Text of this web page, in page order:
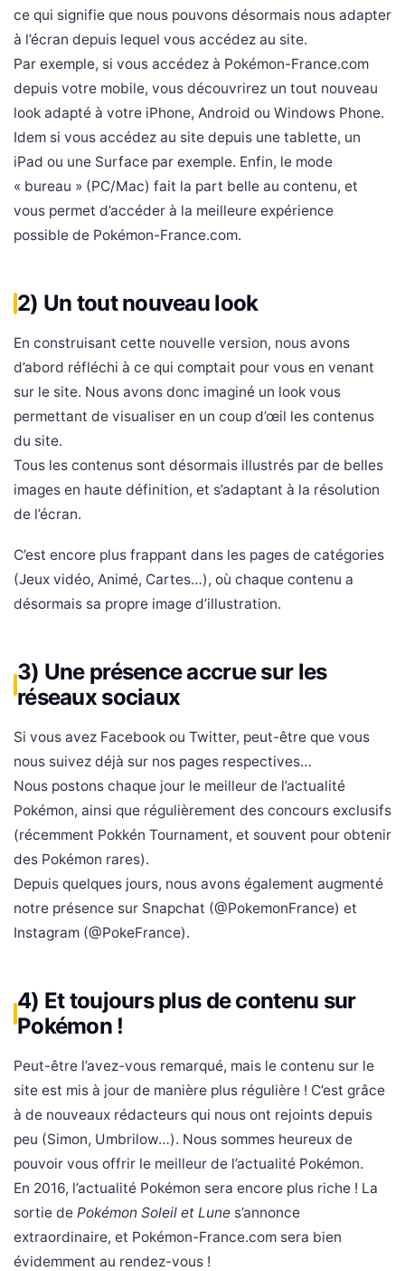
ce qui signifie que nous pouvons désormais nous adapter
à l’écran depuis lequel vous accédez au site.
Par exemple, si vous accédez à Pokémon-France.com
depuis votre mobile, vous découvrirez un tout nouveau
look adapté à votre iPhone, Android ou Windows Phone.
Idem si vous accédez au site depuis une tablette, un
iPad ou une Surface par exemple. Enfin, le mode
« bureau » (PC/Mac) fait la part belle au contenu, et
vous permet d’accéder à la meilleure expérience
possible de Pokémon-France.com.
2) Un tout nouveau look
En construisant cette nouvelle version, nous avons
d’abord réfléchi à ce qui comptait pour vous en venant
sur le site. Nous avons donc imaginé un look vous
permettant de visualiser en un coup d’œil les contenus
du site.
Tous les contenus sont désormais illustrés par de belles
images en haute définition, et s’adaptant à la résolution
de l’écran.
C’est encore plus frappant dans les pages de catégories
(Jeux vidéo, Animé, Cartes…), où chaque contenu a
désormais sa propre image d’illustration.
3) Une présence accrue sur les
réseaux sociaux
Si vous avez Facebook ou Twitter, peut-être que vous
nous suivez déjà sur nos pages respectives…
Nous postons chaque jour le meilleur de l’actualité
Pokémon, ainsi que régulièrement des concours exclusifs
(récemment Pokkén Tournament, et souvent pour obtenir
des Pokémon rares).
Depuis quelques jours, nous avons également augmenté
notre présence sur Snapchat (@PokemonFrance) et
Instagram (@PokeFrance).
4) Et toujours plus de contenu sur
Pokémon !
Peut-être l’avez-vous remarqué, mais le contenu sur le
site est mis à jour de manière plus régulière ! C’est grâce
à de nouveaux rédacteurs qui nous ont rejoints depuis
peu (Simon, Umbrilow…). Nous sommes heureux de
pouvoir vous offrir le meilleur de l’actualité Pokémon.
En 2016, l’actualité Pokémon sera encore plus riche ! La
sortie de Pokémon Soleil et Lune s’annonce
extraordinaire, et Pokémon-France.com sera bien
évidemment au rendez-vous !